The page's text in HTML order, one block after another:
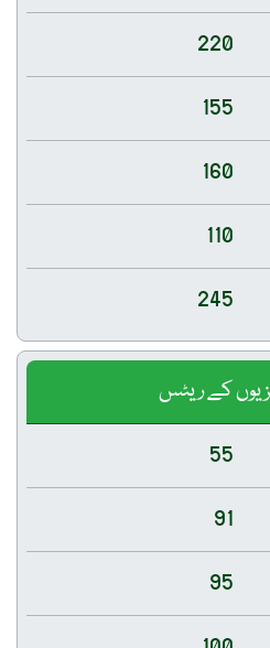
220
155
160
110
245
کے ریٹس
55
91
95